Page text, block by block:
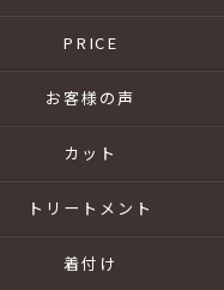
PRICE
お客様の声
カット
トリートメント
着付け